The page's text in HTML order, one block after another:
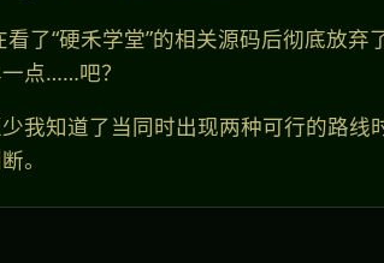
了“硬禾学堂”的相关源码后彻底放弃
点……吧？
我知道了当同时出现两种可行的路线
。